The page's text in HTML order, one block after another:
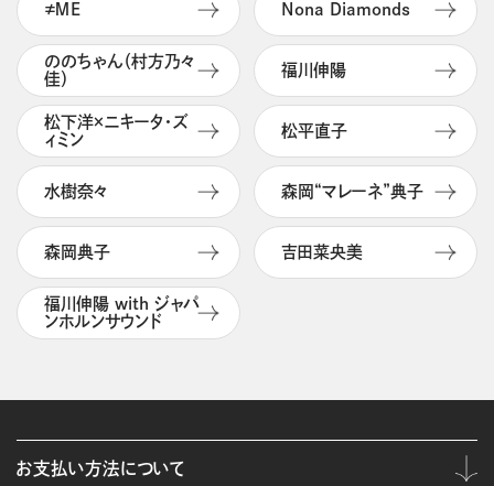
≠ＭＥ Nona Diamonds
ののちゃん（村方乃々
佳）
福川伸陽
松下洋×ニキータ・ズ
ィミン
松平直子
水樹奈々 森岡“マレーネ”典子
森岡典子 吉田菜央美
福川伸陽 with ジャパ
ンホルンサウンド
お支払い方法について